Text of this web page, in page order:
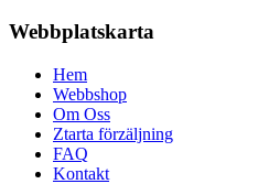
Webbplatskarta
Hem
Webbshop
Om Oss
Ztarta förzäljning
FAQ
Kontakt